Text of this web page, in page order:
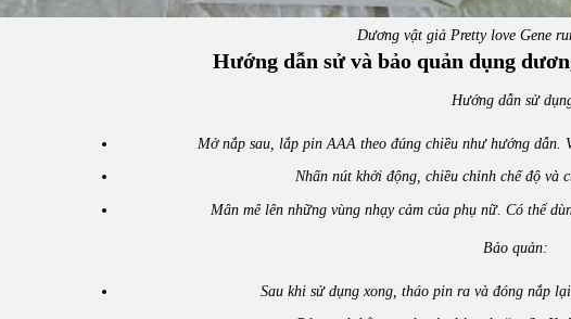
Dương vật giả Pretty love Gene
Hướng dẫn sử và bảo quản dụng
Hướng dẫn sử
Mở nắp sau, lắp pin AAA theo đúng chiều như hướng dẫn.
Nhấn nút khởi động, chiều chỉnh chế độ và
Mân mê lên những vùng nhạy cảm của phụ nữ. Có thể
Bảo quản:
Sau khi sử dụng xong, tháo pin ra và đóng nắp